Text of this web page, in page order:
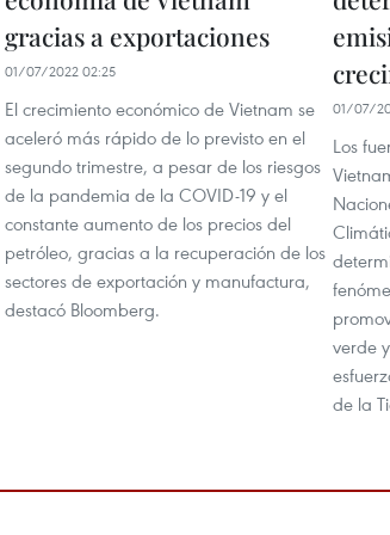
gracias a exportaciones
01/07/2022 02:25
El crecimiento económico de Vietnam se
aceleró más rápido de lo previsto en el
segundo trimestre, a pesar de los riesgos
de la pandemia de la COVID-19 y el
constante aumento de los precios del
petróleo, gracias a la recuperación de los
sectores de exportación y manufactura,
destacó Bloomberg.
01/07/
Los
verde
de la